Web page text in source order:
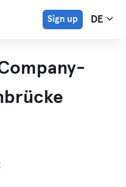
Sign up DE